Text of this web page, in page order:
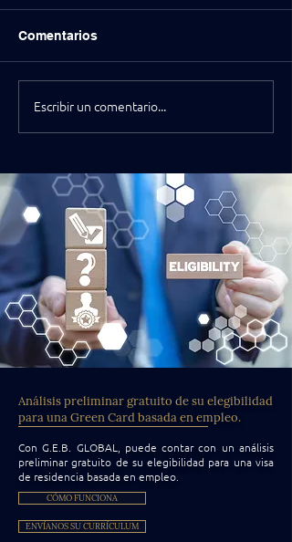
Visa O-1B Aprobada en
Comentarios
Escribir un comentario...
Análisis preliminar gratuito de su elegibilidad
para una Green Card basada en empleo.
Con G.E.B. GLOBAL, puede contar con un análisis
preliminar gratuito de su elegibilidad para una visa
de residencia basada en empleo.
CÓMO FUNCIONA
ENVÍANOS SU CURRÍCULUM